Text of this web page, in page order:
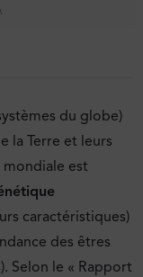
du globe)
la Terre et leurs
mondiale est
caractéristiques)
des êtres
Selon le « Rapport